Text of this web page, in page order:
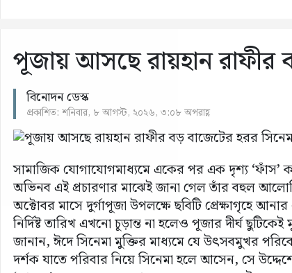
পূজায় আসছে রায়হান রাফীর
বিনোদন ডেস্ক
প্রকাশিত: শনিবার, ৮ আগস্ট, ২০২৬, ৩:০৮ অপরাহ্ণ
সামাজিক যোগাযোগমাধ্যমে একের পর এক দৃশ্য ‘ফাঁস’
অভিনব এই প্রচারণার মাঝেই জানা গেল তাঁর বহুল
অক্টোবর মাসে দুর্গাপূজা উপলক্ষে ছবিটি প্রেক্ষাগৃহে আনার
নির্দিষ্ট তারিখ এখনো চূড়ান্ত না হলেও পূজার দীর্ঘ
জানান, ঈদে সিনেমা মুক্তির মাধ্যমে যে উৎসবমুখর
দর্শক যাতে পরিবার নিয়ে সিনেমা হলে আসেন, সে